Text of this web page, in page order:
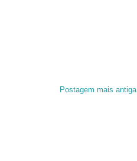
Postagem mais antiga